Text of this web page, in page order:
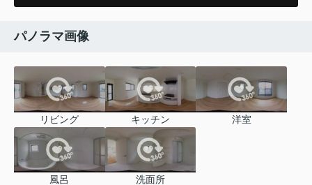
パノラマ画像
リビング キッチン 洋室
風呂 洗面所